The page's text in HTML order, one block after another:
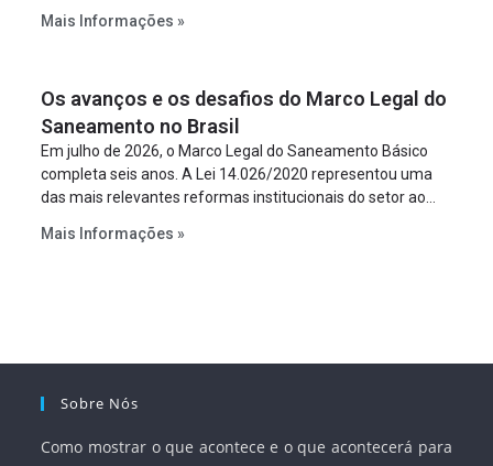
empreendimento. Ou seja, a suposta “fraude à licitação” é
projeto a projeto.
Mais Informações »
Os avanços e os desafios do Marco Legal do
Saneamento no Brasil
Em julho de 2026, o Marco Legal do Saneamento Básico
completa seis anos. A Lei 14.026/2020 representou uma
das mais relevantes reformas institucionais do setor ao
serviços, ampliar a participação da iniciativa privada,
Mais Informações »
Sobre Nós
Como mostrar o que acontece e o que acontecerá para